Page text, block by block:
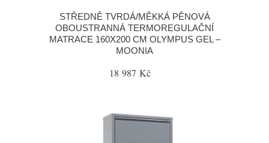
STŘEDNĚ TVRDÁ/MĚKKÁ PĚNOVÁ
OBOUSTRANNÁ TERMOREGULAČNÍ
MATRACE 160X200 CM OLYMPUS GEL –
MOONIA
18 987 Kč